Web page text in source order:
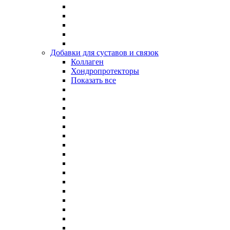
Добавки для суставов и связок
Коллаген
Хондропротекторы
Показать все